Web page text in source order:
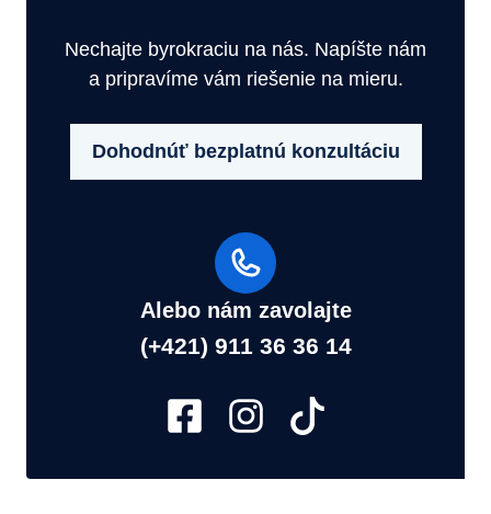
Nechajte byrokraciu na nás. Napíšte nám
a pripravíme vám riešenie na mieru.
Dohodnúť bezplatnú konzultáciu
Alebo nám zavolajte
(+421) 911 36 36 14